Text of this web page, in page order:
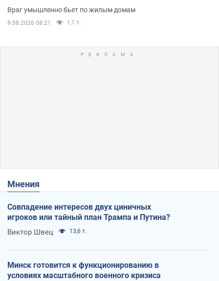
Враг умышленно бьет по жилым домам
9.08.2026 08:21 1,1 т.
Мнения
Совпадение интересов двух циничных
игроков или тайный план Трампа и Путина?
Виктор Швец 13,6 т.
Минск готовится к функционированию в
условиях масштабного военного кризиса